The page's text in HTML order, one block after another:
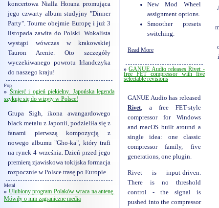
New Mod Wheel
assignment options.
Smoother presets
switching.
Read More
» GANUE Audio releases Rivet -
free FET compressor with five
selectable revisions
GANUE Audio has released
Rivet, a free FET-style
compressor for Windows
and macOS built around a
single idea: one classic
compressor family, five
generations, one plugin.
Rivet is input-driven.
There is no threshold
control - the signal is
pushed into the compressor
koncertowa Nialla Horana promująca
jego czwarty album studyjny "Dinner
Party". Tourne obejmie Europę i już 3
listopada zawita do Polski. Wokalista
wystąpi wówczas w krakowskiej
Tauron Arenie. Oto szczegóły
wyczekiwanego powrotu Irlandczyka
do naszego kraju!
Pop
» Śmierć i ogień piekielny. Japońska legenda
szykuje się do wizyty w Polsce!
Grupa Sigh, ikona awangardowego
black metalu z Japonii, podzieliła się z
fanami pierwszą kompozycją z
nowego albumu "Gho-ka", który trafi
na rynek 4 września. Dzień przed jego
premierą zjawiskowa tokijska formacja
rozpocznie w Polsce trasę po Europie.
Metal
» Ulubiony program Polaków wraca na antenę.
Mówiły o nim zagraniczne media